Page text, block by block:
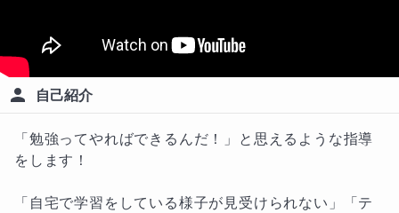
自己紹介
「勉強ってやればできるんだ！」と思えるような指導
をします！
「自宅で学習をしている様子が見受けられない」「テ